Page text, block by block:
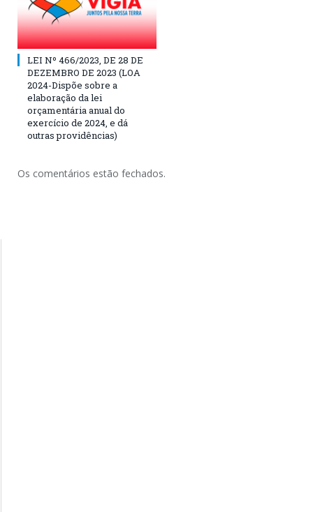
LEI Nº 466/2023, DE 28 DE
DEZEMBRO DE 2023 (LOA
2024-Dispõe sobre a
elaboração da lei
orçamentária anual do
exercício de 2024, e dá
outras providências)
Os comentários estão fechados.